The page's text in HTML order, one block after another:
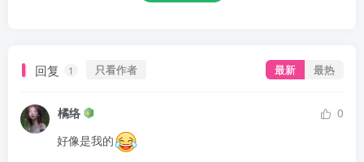
回复 1 只看作者 最新 最热
橘络
0
好像是我的